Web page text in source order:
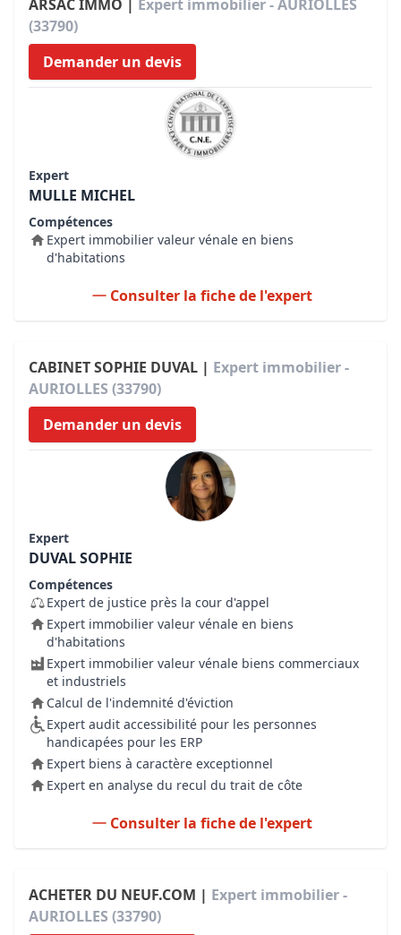
ARSAC IMMO | Expert immobilier - AURIOLLES
(33790)
Demander un devis
Expert
MULLE MICHEL
Compétences
Expert immobilier valeur vénale en biens
d'habitations
Consulter la fiche de l'expert
CABINET SOPHIE DUVAL | Expert immobilier -
AURIOLLES (33790)
Demander un devis
Expert
DUVAL SOPHIE
Compétences
Expert de justice près la cour d'appel
Expert immobilier valeur vénale en biens
d'habitations
Expert immobilier valeur vénale biens commerciaux
et industriels
Calcul de l'indemnité d'éviction
Expert audit accessibilité pour les personnes
handicapées pour les ERP
Expert biens à caractère exceptionnel
Expert en analyse du recul du trait de côte
Consulter la fiche de l'expert
ACHETER DU NEUF.COM | Expert immobilier -
AURIOLLES (33790)